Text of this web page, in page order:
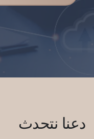
دعنا نتحدث